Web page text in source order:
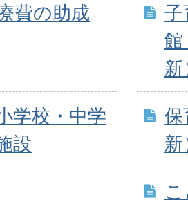
費の助成
子
館
新
学校・中学
設
保
新